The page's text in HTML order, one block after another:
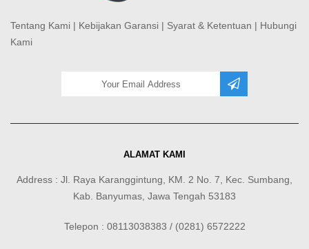
Tentang Kami | Kebijakan Garansi | Syarat & Ketentuan | Hubungi
Kami
ALAMAT KAMI
Address : Jl. Raya Karanggintung, KM. 2 No. 7, Kec. Sumbang,
Kab. Banyumas, Jawa Tengah 53183
Telepon : 08113038383 / (0281) 6572222